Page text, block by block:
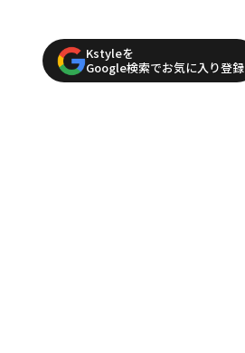
Kstyleを
Google検索でお気に入り登録